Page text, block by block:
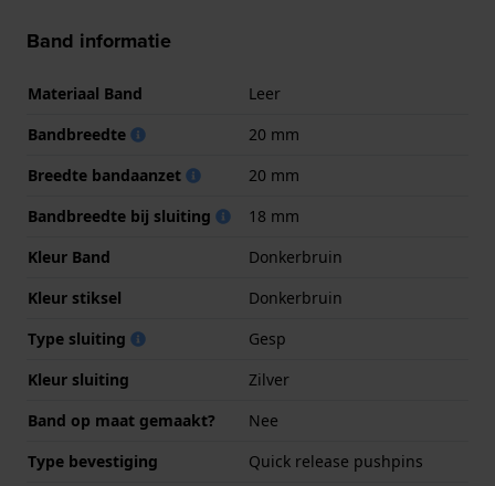
Band informatie
Materiaal Band
Leer
Bandbreedte
20 mm
Breedte bandaanzet
20 mm
Bandbreedte bij sluiting
18 mm
Kleur Band
Donkerbruin
Kleur stiksel
Donkerbruin
Type sluiting
Gesp
Kleur sluiting
Zilver
Band op maat gemaakt?
Nee
Type bevestiging
Quick release pushpins